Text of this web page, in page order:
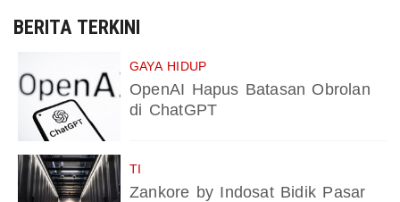
BERITA TERKINI
GAYA HIDUP
OpenAI Hapus Batasan Obrolan
di ChatGPT
TI
Zankore by Indosat Bidik Pasar